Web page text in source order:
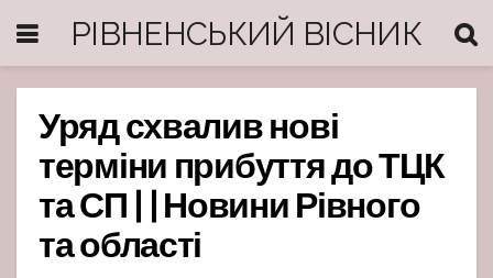
РІВНЕНСЬКИЙ ВІСНИК
Уряд схвалив нові
терміни прибуття до ТЦК
та СП | | Новини Рівного
та області